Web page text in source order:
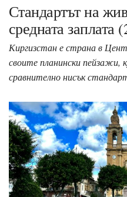
Стандартът на
средната заплата
Киргизстан е страна в
своите планински пейзажи,
сравнително нисък